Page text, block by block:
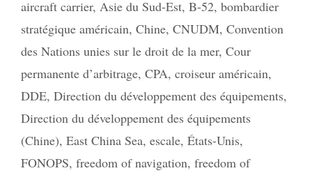
aircraft carrier, Asie du Sud-Est, B-52, bombardier
stratégique américain, Chine, CNUDM, Convention
des Nations unies sur le droit de la mer, Cour
permanente d’arbitrage, CPA, croiseur américain,
DDE, Direction du développement des équipements,
Direction du développement des équipements
(Chine), East China Sea, escale, États-Unis,
FONOPS, freedom of navigation, freedom of